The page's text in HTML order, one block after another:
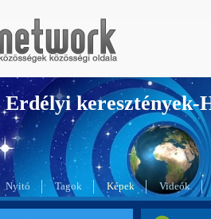
Erdélyi
Nyitó Tagok Képek Videók